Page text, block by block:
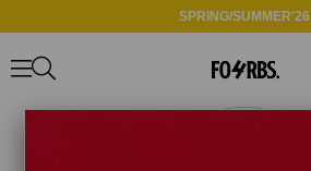
SPRING/SUMMER'26